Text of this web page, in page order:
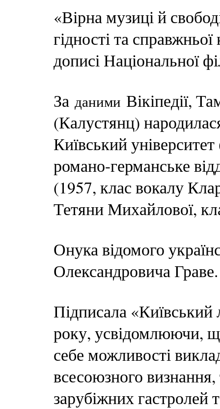
«Вірна музиці й
гідності та
дописі Національної
За даними Вікіпедії,
(Калустянц)
Київський
романо-германське
(1957, клас вокалу
Тетяни Михайлової,
Онука відомого
Олександровича Граве.
Підписала
року, усвідомлюючи,
себе можливості
всесоюзного визнання,
зарубіжних гастролей